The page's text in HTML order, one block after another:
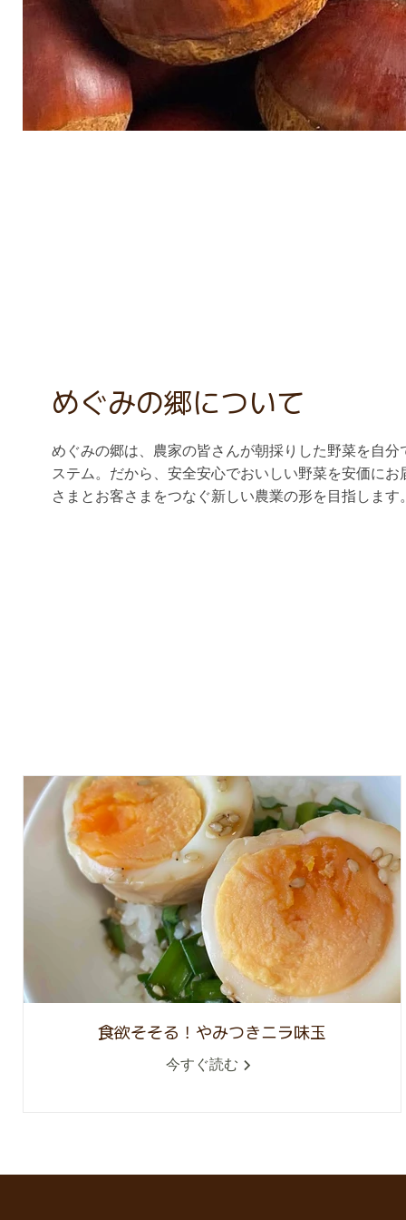
めぐみの郷について
めぐみの郷は、農家の皆さんが朝採りした野菜を自分
ステム。だから、安全安心でおいしい野菜を安価に
さまとお客さまをつなぐ新しい農業の形を目指します
食欲そそる！やみつきニラ味玉
今すぐ読む